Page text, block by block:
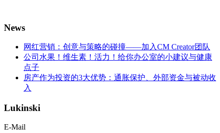
News
网红营销：创意与策略的碰撞——加入CM Creator团队
公司水果！维生素！活力！给你办公室的小建议与健康
点子
房产作为投资的3大优势：通胀保护、外部资金与被动收
入
Lukinski
E-Mail